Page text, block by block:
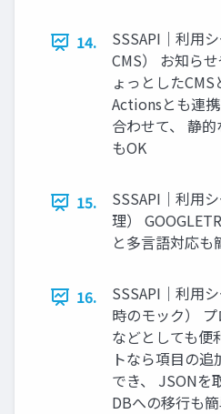
14.
SSSAPI｜利用
CMS） お知ら
ょっとした
Actionsとも連
合わせて、 静
もOK
15.
SSSAPI｜利用
理）
と多言語対応も
16.
SSSAPI｜利用
時のモック）
などとしても便
トなら項目の
でき、 JSONを
DBへの移行も簡